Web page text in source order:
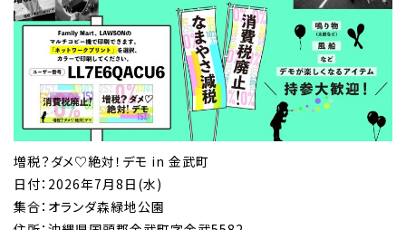
増税？ダメ♡絶対！デモ in 金武町
日付：2026年7月8日(水)
集合：オランダ森緑地公園